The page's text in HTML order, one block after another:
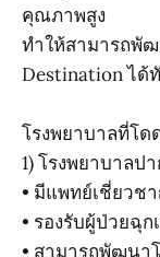
คุณภาพสูง
ทำให้สามารถพั
Destination ได้
โรงพยาบาลที่โด
1) โรงพยาบาลป
• มีแพทย์เชี่ยวช
• รองรับผู้ป่วยฉุ
• สามารถพัฒนา